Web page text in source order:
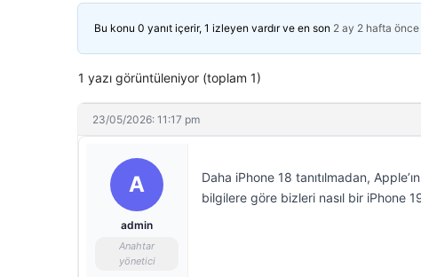
Bu konu 0 yanıt içerir, 1 izleyen vardır ve en son 2 ay 2 hafta önce
1 yazı görüntüleniyor (toplam 1)
23/05/2026: 11:17 pm
A
admin
Anahtar
yönetici
Daha iPhone 18 tanıtılmadan,
bilgilere göre bizleri nasıl bir iPhone